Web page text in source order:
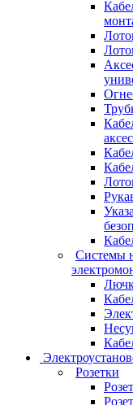
Системы
Розетки